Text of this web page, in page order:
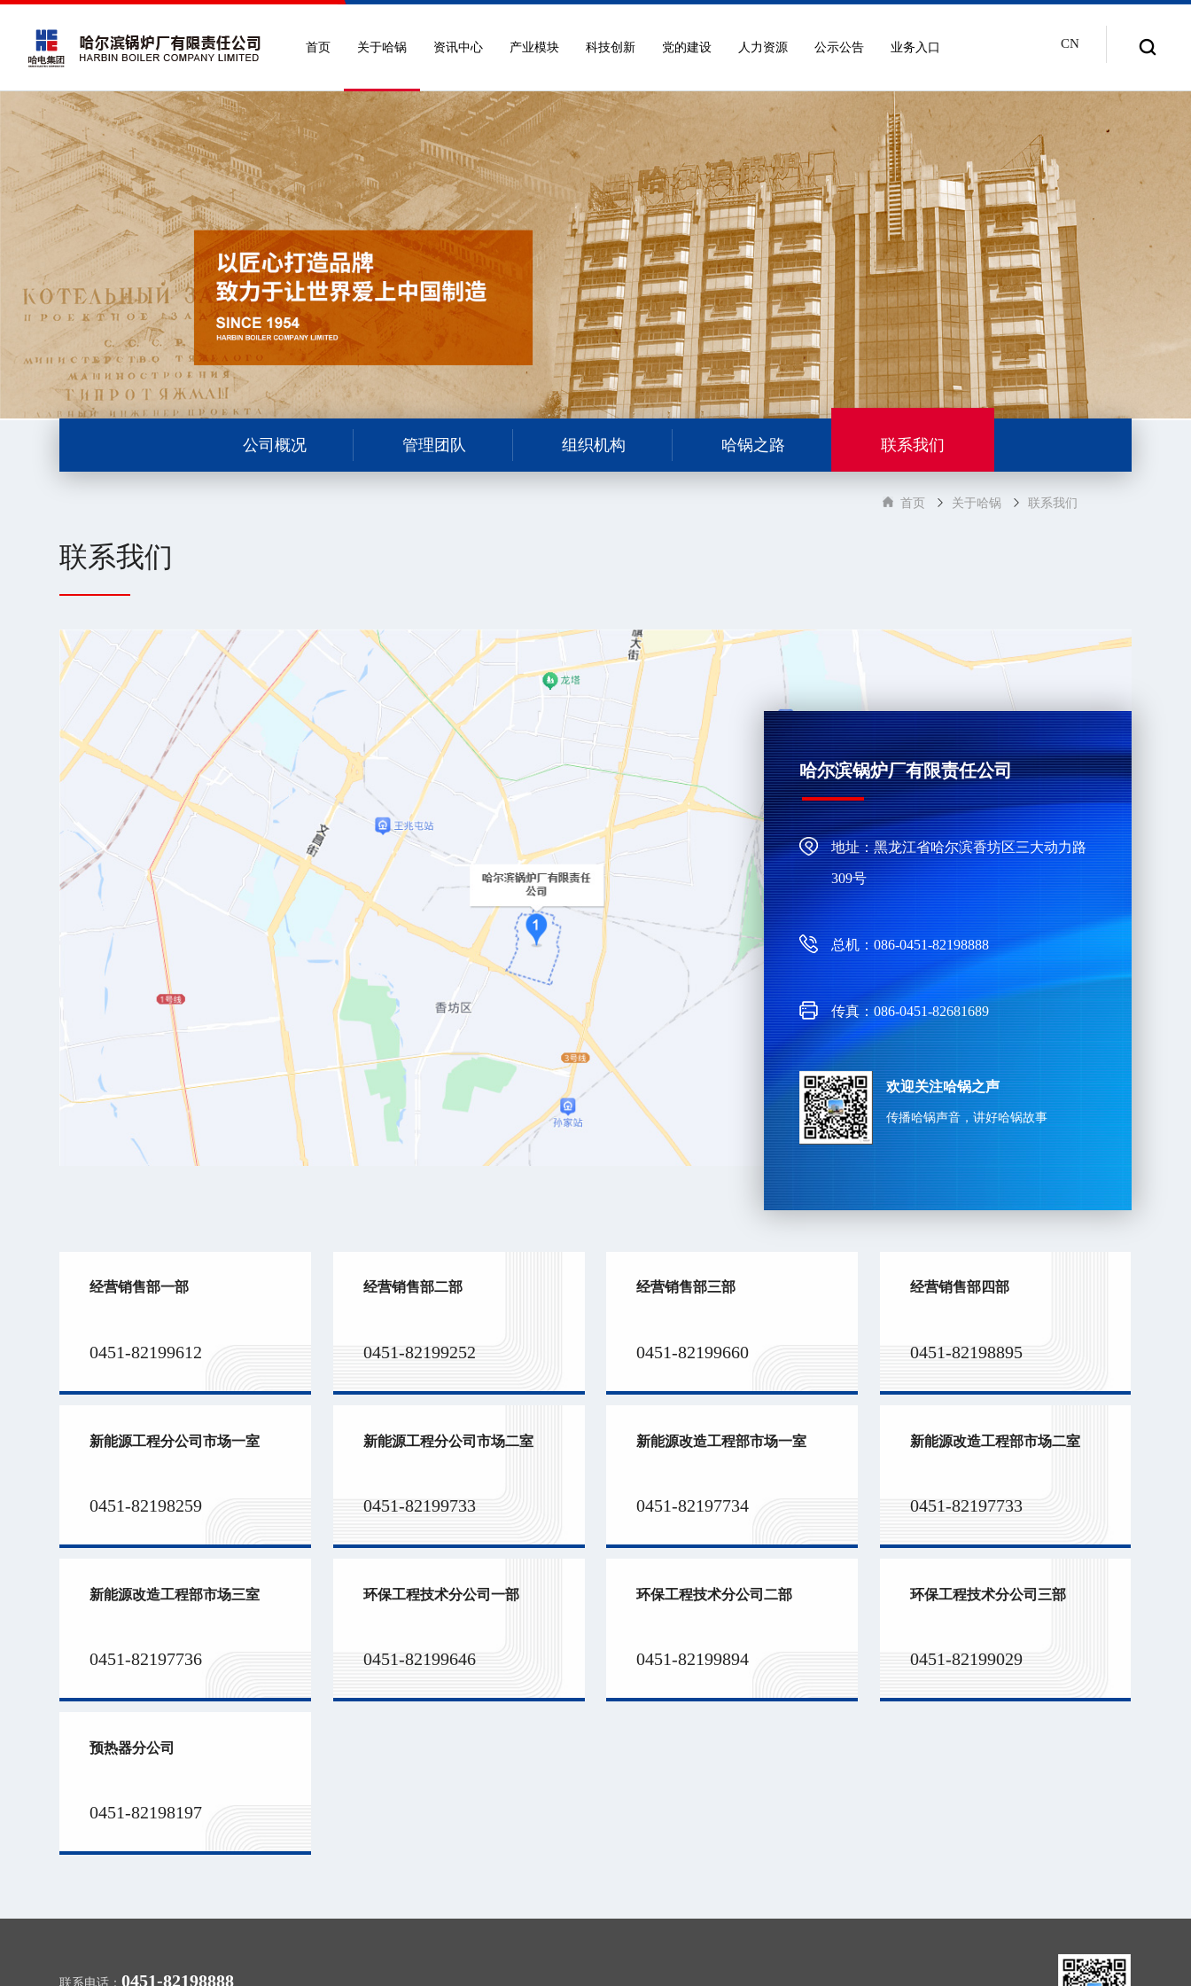
CN
首页 关于哈锅 资讯中心 产业模块 科技创新 党的建设 人力资源 公示公告 业务入口
公司概况 管理团队 组织机构 哈锅之路 联系我们
首页 关于哈锅 联系我们
联系我们
哈尔滨锅炉厂有限责任公司
地址：黑龙江省哈尔滨香坊区三大动力路
309号
总机：086-0451-82198888
传真：086-0451-82681689
欢迎关注哈锅之声
传播哈锅声音，讲好哈锅故事
经营销售部一部
0451-82199612
经营销售部二部
0451-82199252
经营销售部三部
0451-82199660
经营销售部四部
0451-82198895
新能源工程分公司市场一室
0451-82198259
新能源工程分公司市场二室
0451-82199733
新能源改造工程部市场一室
0451-82197734
新能源改造工程部市场二室
0451-82197733
新能源改造工程部市场三室
0451-82197736
环保工程技术分公司一部
0451-82199646
环保工程技术分公司二部
0451-82199894
环保工程技术分公司三部
0451-82199029
预热器分公司
0451-82198197
联系电话：0451-82198888